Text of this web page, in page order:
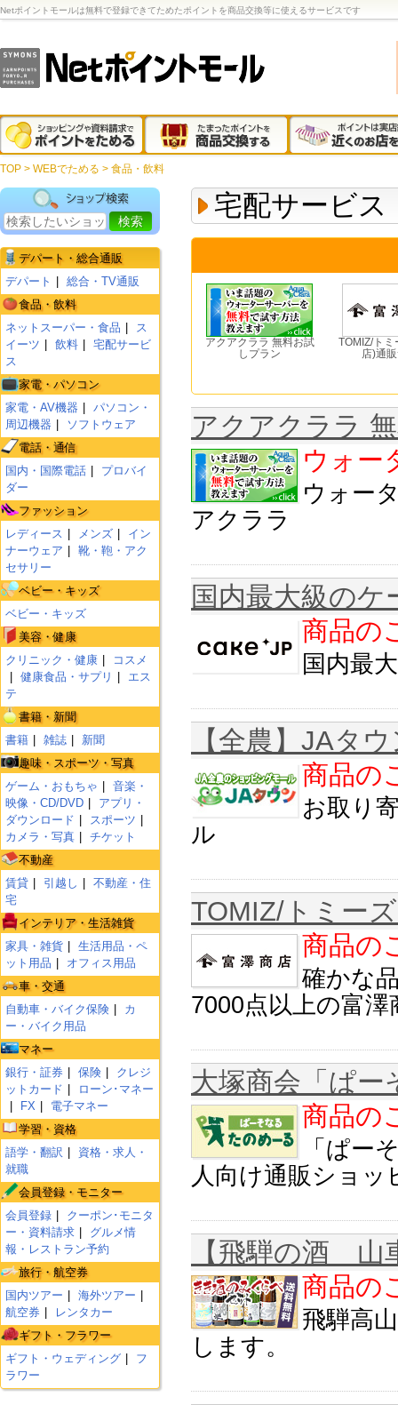
Netポイントモールは無料で登録できてためたポイントを商品交換等に使えるサービスです
TOP > WEBでためる > 食品・飲料
デパート・総合通販
デパート
総合・TV通販
食品・飲料
ネットスーパー・食品
ス
イーツ
飲料
宅配サービ
ス
家電・パソコン
家電・AV機器
パソコン・
周辺機器
ソフトウェア
電話・通信
国内・国際電話
プロバイ
ダー
ファッション
レディース
メンズ
イン
ナーウェア
靴・鞄・アク
セサリー
ベビー・キッズ
ベビー・キッズ
美容・健康
クリニック・健康
コスメ
健康食品・サプリ
エス
テ
書籍・新聞
書籍
雑誌
新聞
趣味・スポーツ・写真
ゲーム・おもちゃ
音楽・
映像・CD/DVD
アプリ・
ダウンロード
スポーツ
カメラ・写真
チケット
不動産
賃貸
引越し
不動産・住
宅
インテリア・生活雑貨
家具・雑貨
生活用品・ペ
ット用品
オフィス用品
車・交通
自動車・バイク保険
カ
ー・バイク用品
マネー
銀行・証券
保険
クレジ
ットカード
ローン･マネー
FX
電子マネー
学習・資格
語学・翻訳
資格・求人・
就職
会員登録・モニター
会員登録
クーポン･モニタ
ー・資料請求
グルメ情
報・レストラン予約
旅行・航空券
国内ツアー
海外ツアー
航空券
レンタカー
ギフト・フラワー
ギフト・ウェディング
フ
ラワー
宅配サービス
アクアクララ 無料お試
しプラン
TOMIZ/ト
店)通
アクアクララ
ウォー
ウォー
アクララ
国内最大級のケ
商品の
国内最
【全農】JAタ
商品の
お取り
ル
TOMIZ/トミー
商品の
確かな
7000点以上の富澤
大塚商会「ぱー
商品の
「ぱー
人向け通販ショッ
【飛騨の酒
商品の
飛騨高
します。